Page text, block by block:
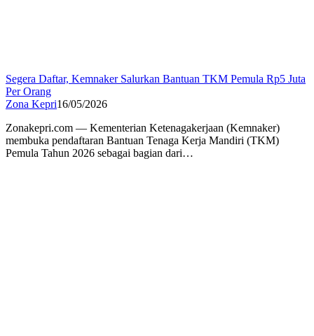
Segera Daftar, Kemnaker Salurkan Bantuan TKM Pemula Rp5 Juta
Per Orang
Zona Kepri16/05/2026
Zonakepri.com — Kementerian Ketenagakerjaan (Kemnaker)
membuka pendaftaran Bantuan Tenaga Kerja Mandiri (TKM)
Pemula Tahun 2026 sebagai bagian dari…